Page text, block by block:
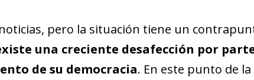
pero la situación tiene un
una creciente desafección por
de su democracia. En este punto de